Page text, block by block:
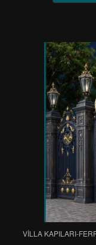
VİLLA KAPILARI-